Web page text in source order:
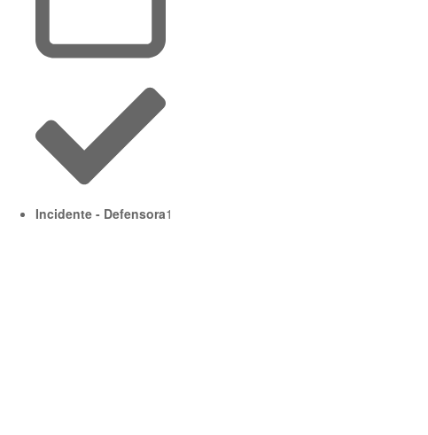
Incidente - Defensora1